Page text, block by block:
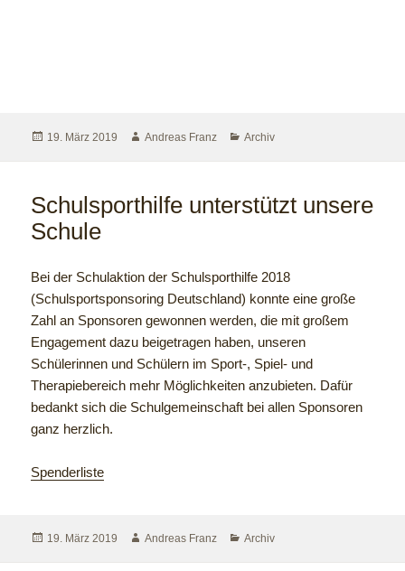
19. März 2019 Andreas Franz Archiv
Schulsporthilfe unterstützt unsere
Schule
Bei der Schulaktion der Schulsporthilfe 2018
(Schulsportsponsoring Deutschland) konnte eine große
Zahl an Sponsoren gewonnen werden, die mit großem
Engagement dazu beigetragen haben, unseren
Schülerinnen und Schülern im Sport-, Spiel- und
Therapiebereich mehr Möglichkeiten anzubieten. Dafür
bedankt sich die Schulgemeinschaft bei allen Sponsoren
ganz herzlich.
Spenderliste
19. März 2019 Andreas Franz Archiv